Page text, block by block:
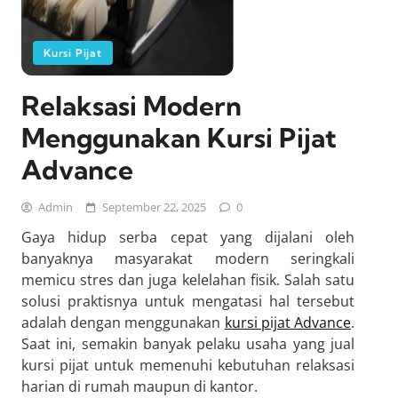
Kursi Pijat
Relaksasi Modern
Menggunakan Kursi Pijat
Advance
Admin September 22, 2025 0
Gaya hidup serba cepat yang dijalani oleh
banyaknya masyarakat modern seringkali
memicu stres dan juga kelelahan fisik. Salah satu
solusi praktisnya untuk mengatasi hal tersebut
adalah dengan menggunakan kursi pijat Advance.
Saat ini, semakin banyak pelaku usaha yang jual
kursi pijat untuk memenuhi kebutuhan relaksasi
harian di rumah maupun di kantor.